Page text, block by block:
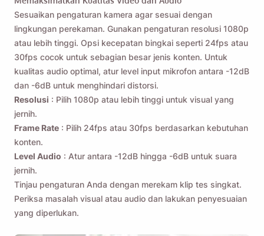
Sesuaikan pengaturan kamera agar sesuai dengan
lingkungan perekaman. Gunakan pengaturan resolusi 1080p
atau lebih tinggi. Opsi kecepatan bingkai seperti 24fps atau
30fps cocok untuk sebagian besar jenis konten. Untuk
kualitas audio optimal, atur level input mikrofon antara -12dB
dan -6dB untuk menghindari distorsi.
Resolusi : Pilih 1080p atau lebih tinggi untuk visual yang
jernih.
Frame Rate : Pilih 24fps atau 30fps berdasarkan kebutuhan
konten.
Level Audio : Atur antara -12dB hingga -6dB untuk suara
jernih.
Tinjau pengaturan Anda dengan merekam klip tes singkat.
Periksa masalah visual atau audio dan lakukan penyesuaian
yang diperlukan.
Mengirim